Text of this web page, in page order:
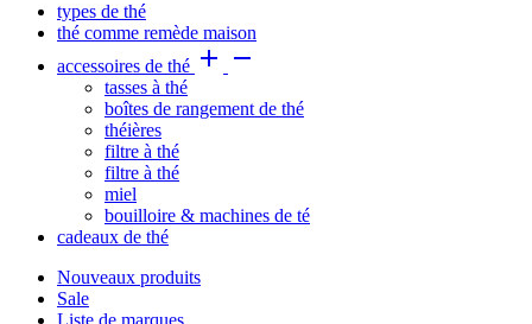
types de thé
thé comme remède maison
accessoires de thé  
tasses à thé
boîtes de rangement de thé
théières
filtre à thé
filtre à thé
miel
bouilloire & machines de té
cadeaux de thé
Nouveaux produits
Sale
Liste de marques